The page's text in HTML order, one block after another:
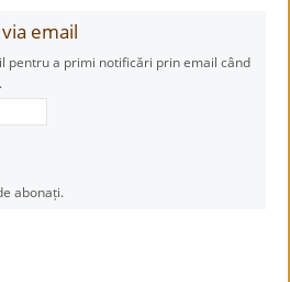
email
pentru a primi notificări prin email când
abonați.